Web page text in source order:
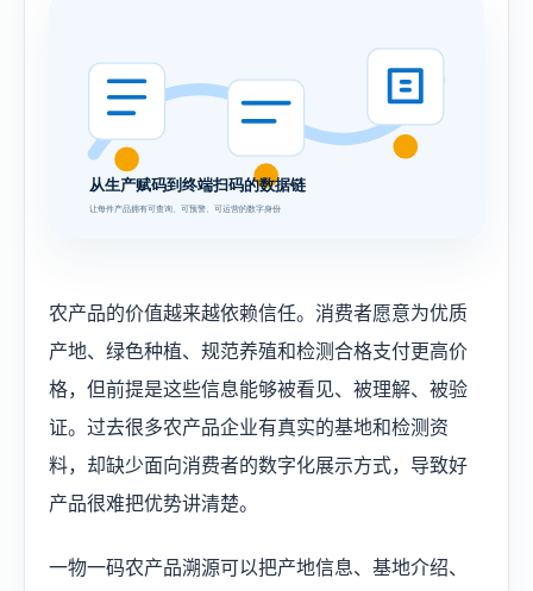
农产品的价值越来越依赖信任。消费者愿意为优质
产地、绿色种植、规范养殖和检测合格支付更高价
格，但前提是这些信息能够被看见、被理解、被验
证。过去很多农产品企业有真实的基地和检测资
料，却缺少面向消费者的数字化展示方式，导致好
产品很难把优势讲清楚。
一物一码农产品溯源可以把产地信息、基地介绍、